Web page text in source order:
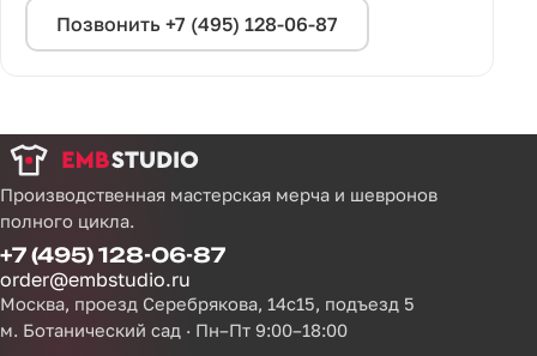
Позвонить +7 (495) 128-06-87
Производственная мастерская мерча и шевронов
полного цикла.
+7 (495) 128-06-87
order@embstudio.ru
Москва, проезд Серебрякова, 14с15, подъезд 5
м. Ботанический сад · Пн–Пт 9:00–18:00